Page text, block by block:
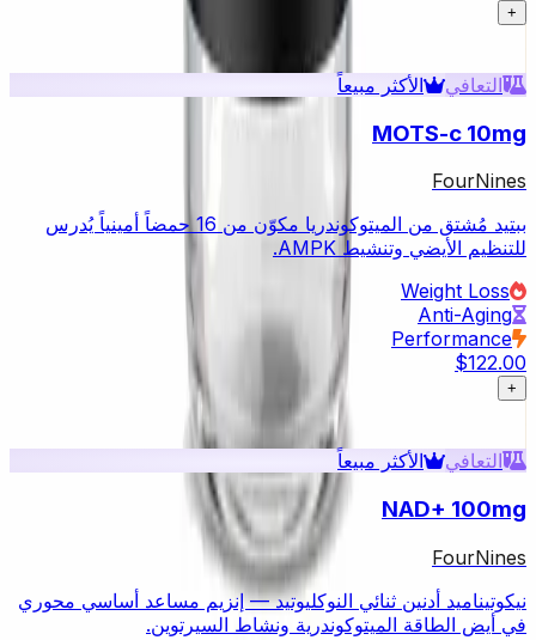
+
التعافي الأكثر مبيعاً
MOTS-c 10mg
FourNines
ببتيد مُشتق من الميتوكوندريا مكوّن من 16 حمضاً أمينياً يُدرس
للتنظيم الأيضي وتنشيط AMPK.
Weight Loss
Anti-Aging
Performance
$122.00
+
التعافي الأكثر مبيعاً
NAD+ 100mg
FourNines
نيكوتيناميد أدنين ثنائي النوكليوتيد — إنزيم مساعد أساسي محوري
في أيض الطاقة الميتوكوندرية ونشاط السيرتوين.